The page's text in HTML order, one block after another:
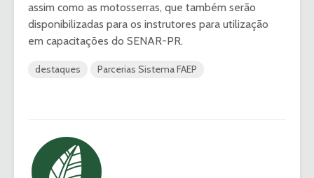
assim como as motosserras, que também serão
disponibilizadas para os instrutores para utilização
em capacitações do SENAR-PR.
destaques Parcerias Sistema FAEP